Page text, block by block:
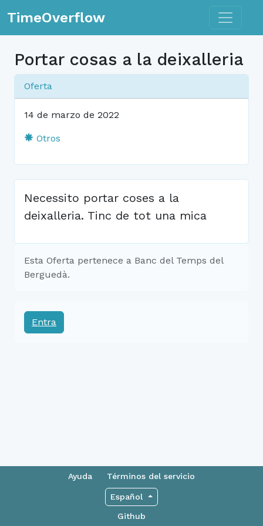
TimeOverflow Toggle
Portar cosas a la deixalleria
Oferta
14 de marzo de 2022
Otros
Necessito portar coses a la
deixalleria. Tinc de tot una mica
Esta Oferta pertenece a Banc del Temps del
Berguedà.
Entra
Ayuda Términos del servicio
Español
Github